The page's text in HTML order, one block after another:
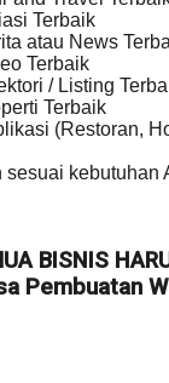
Terbaik
atau News
Terbaik
/ Listing
Terbaik
(Restoran,
sesuai kebutuhan
BISNIS
Pembuatan